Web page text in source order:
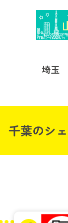
埼玉
千葉のシ